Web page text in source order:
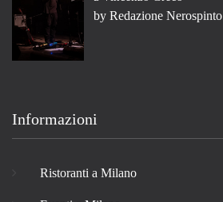
by Redazione Nerospinto
Informazioni
Ristoranti a Milano